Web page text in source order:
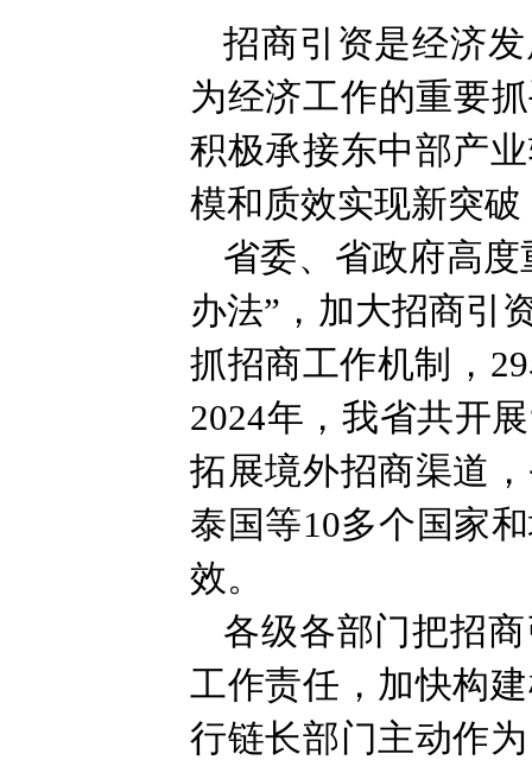
招商引资是经济
为经济工作的重要
积极承接东中部产
模和质效实现新突
省委、省政府高
办法”，加大招商引
抓招商工作机制，
2024年，我省共开
拓展境外招商渠道
泰国等10多个国家
效。
各级各部门把招
工作责任，加快构
行链长部门主动作